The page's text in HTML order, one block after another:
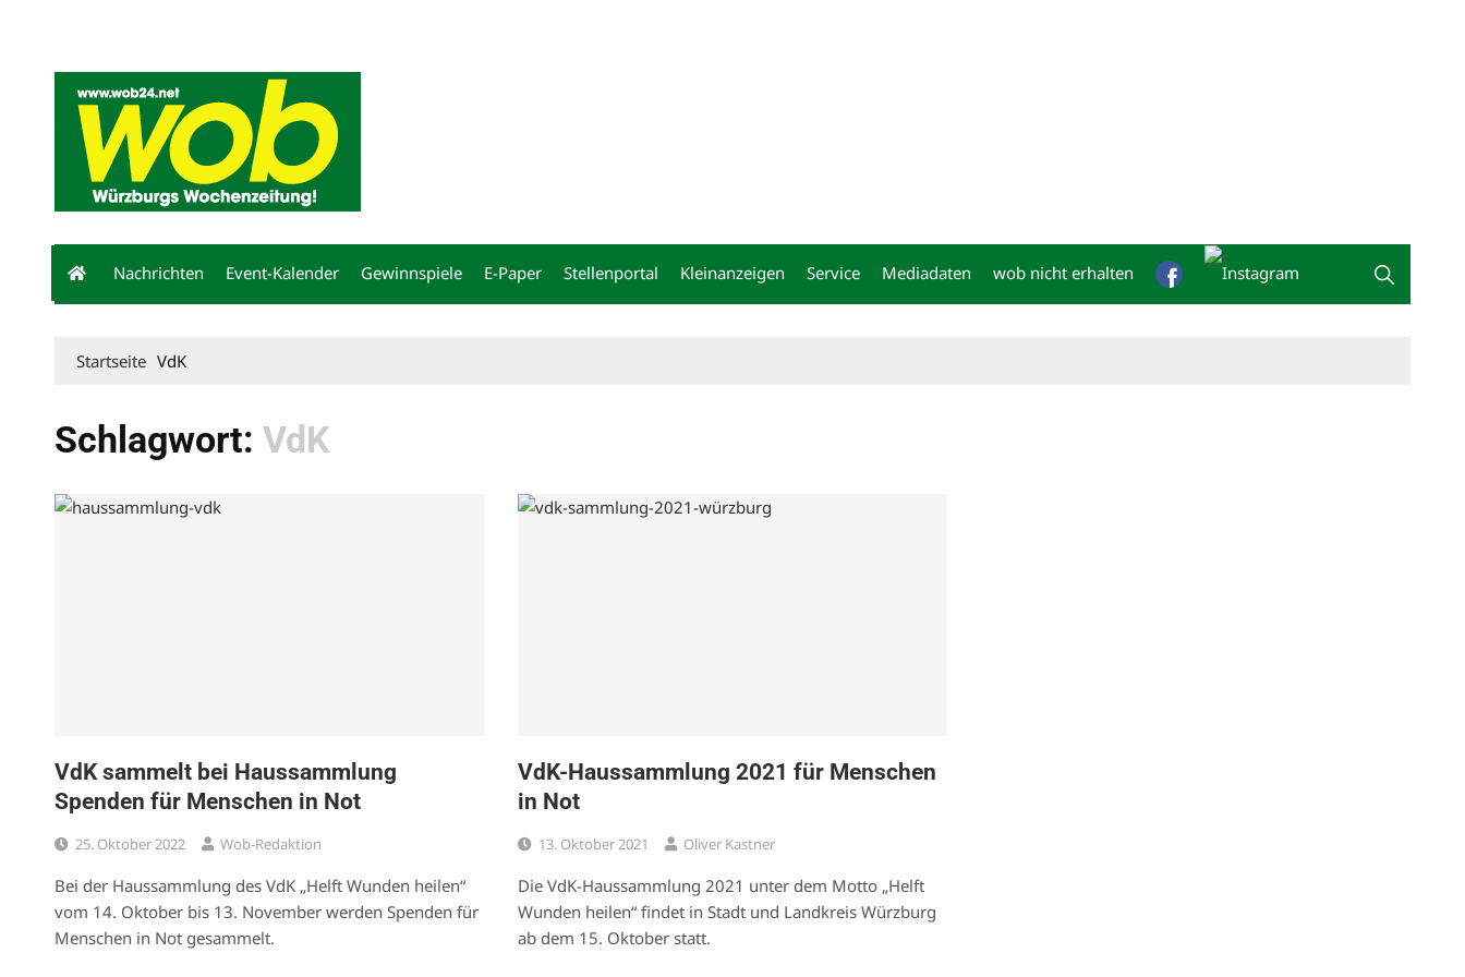
Nachrichten Event-Kalender Gewinnspiele E-Paper Stellenportal Kleinanzeigen Service Mediadaten wob nicht erhalten
Startseite VdK
Schlagwort: VdK
VdK sammelt bei Haussammlung
Spenden für Menschen in Not
25. Oktober 2022 Wob-Redaktion
Bei der Haussammlung des VdK „Helft Wunden heilen“
vom 14. Oktober bis 13. November werden Spenden für
Menschen in Not gesammelt.
VdK-Haussammlung 2021 für Menschen
in Not
13. Oktober 2021 Oliver Kastner
Die VdK-Haussammlung 2021 unter dem Motto „Helft
Wunden heilen“ findet in Stadt und Landkreis Würzburg
ab dem 15. Oktober statt.